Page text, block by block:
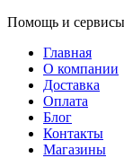
Помощь и сервисы
Главная
О компании
Доставка
Оплата
Блог
Контакты
Магазины